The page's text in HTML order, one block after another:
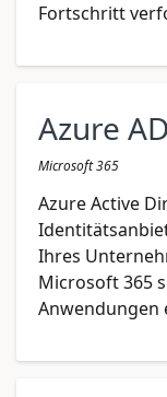
Fortschritt
Azure
Microsoft 365
Azure Active
Ihres
Microsoft 365
Anwendungen